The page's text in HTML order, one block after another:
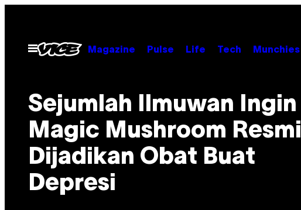
contentOpen
Menu
Magazine Pulse Life Tech Munchies
Sejumlah Ilmuwan Ingin
Magic Mushroom Resmi
Dijadikan Obat Buat
Depresi